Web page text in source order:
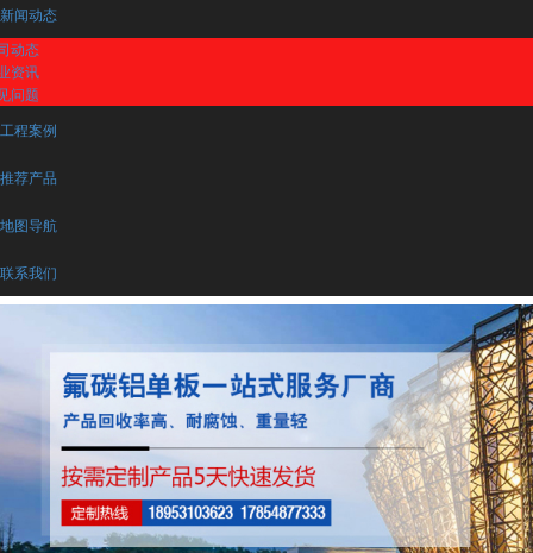
新闻动态
动态
资讯
问题
工程案例
推荐产品
地图导航
联系我们